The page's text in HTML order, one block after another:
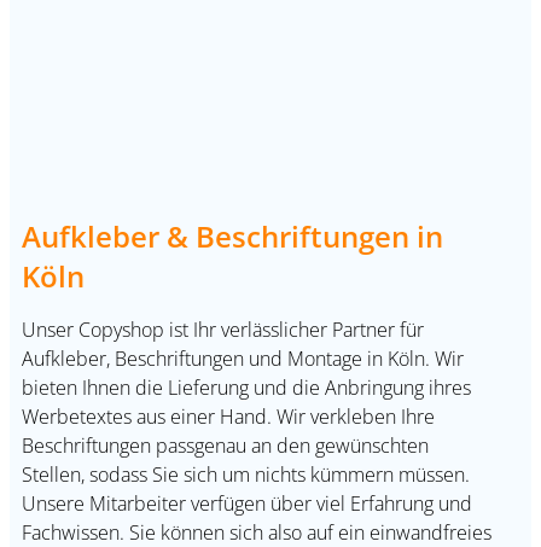
Aufkleber & Beschriftungen in
Köln
Unser Copyshop ist Ihr verlässlicher Partner für
Aufkleber, Beschriftungen und Montage in Köln. Wir
bieten Ihnen die Lieferung und die Anbringung ihres
Werbetextes aus einer Hand. Wir verkleben Ihre
Beschriftungen passgenau an den gewünschten
Stellen, sodass Sie sich um nichts kümmern müssen.
Unsere Mitarbeiter verfügen über viel Erfahrung und
Fachwissen. Sie können sich also auf ein einwandfreies